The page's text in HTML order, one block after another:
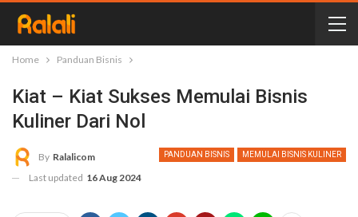
Home Panduan Bisnis
Kiat – Kiat Sukses Memulai Bisnis
Kuliner Dari Nol
PANDUAN BISNIS MEMULAI BISNIS KULINER
By Ralalicom
Last updated 16 Aug 2024